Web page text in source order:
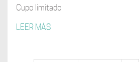
Cupo limitado
LEER MÁS